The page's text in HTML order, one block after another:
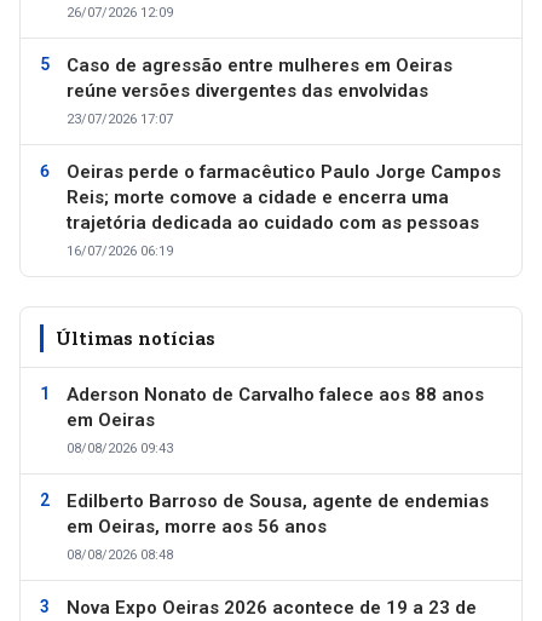
26/07/2026 12:09
Caso de agressão entre mulheres em Oeiras
reúne versões divergentes das envolvidas
23/07/2026 17:07
Oeiras perde o farmacêutico Paulo Jorge Campos
Reis; morte comove a cidade e encerra uma
trajetória dedicada ao cuidado com as pessoas
16/07/2026 06:19
Últimas notícias
Aderson Nonato de Carvalho falece aos 88 anos
em Oeiras
08/08/2026 09:43
Edilberto Barroso de Sousa, agente de endemias
em Oeiras, morre aos 56 anos
08/08/2026 08:48
Nova Expo Oeiras 2026 acontece de 19 a 23 de